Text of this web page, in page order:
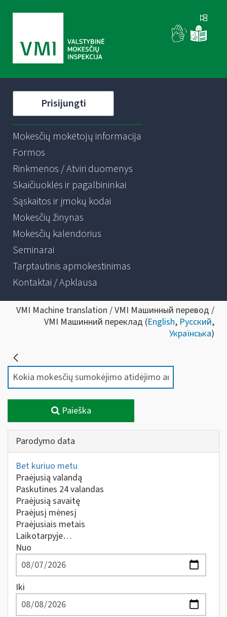
Prisijungti
Mokesčių mokėtojų informacija
Formos
Rinkmenos / Atviri duomenys
Skaičiuoklės ir pagalbininkai
Sąskaitos ir įmokų kodai
Mokesčių žinynas
Mokesčių kalendorius
Seminarai
Tarptautinis apmokestinimas
Kontaktai / Apklausa
VMI Machine translation / VMI Машинный перевод /
VMI Машинний переклад (English, Русский,
Українська)
Paieška
Parodymo data
Bet kuriuo metu
Praėjusią valandą
Paskutines 24 valandas
Praėjusią savaitę
Praėjusį mėnesį
Praėjusiais metais
Laikotarpyje…
Nuo
Iki